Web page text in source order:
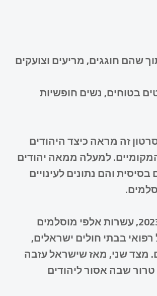
שהם חוגגים, מריעים וצועקים
בטוחים, נשים חופשיות
זה מראה כיצד היהודים
למעלה ממאה יהודים
והם נתונים לעינויים
בטרם הכריז חמאס על המלחמה הנוכחית על ישראל ב-7 באוקטובר 2023, עשרות אלפי מוסלמים
בבתי חולים ישראלים,
מצד שני, מאז שישראל עזבה
טרור שבה אסור ליהודים